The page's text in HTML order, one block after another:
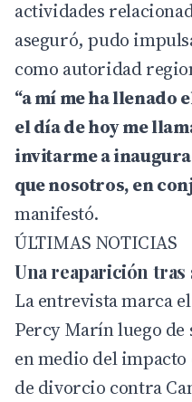
actividades
aseguró, pudo
como autoridad
“a mí me ha llenado
el día de hoy me
invitarme a
que nosotros, en
manifestó.
ÚLTIMAS NOTICIAS
Una reaparición tras
La entrevista marca
Percy Marín luego de
en medio del
de divorcio contra